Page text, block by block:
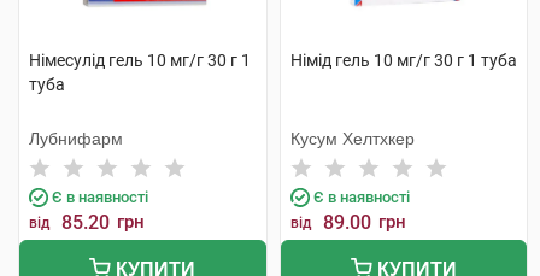
Німесулід гель 10 мг/г 30 г 1
туба
Лубнифарм
Є в наявності
від 85.20 грн
КУПИТИ
Німід гель 10 мг/г 30 г 1 туба
Кусум Хелтхкер
Є в наявності
від 89.00 грн
КУПИТИ